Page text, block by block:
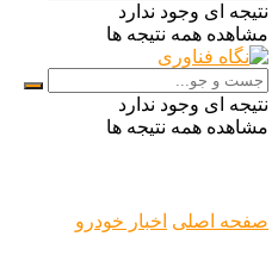
نتیجه ای وجود ندارد
مشاهده همه نتیجه ها
نتیجه ای وجود ندارد
مشاهده همه نتیجه ها
صفحه اصلی اخبار خودرو